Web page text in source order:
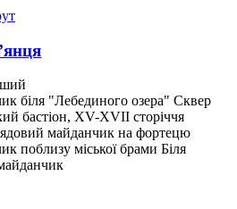
біля "Лебединого озера" Сквер
бастіон, XV-XVII сторіччя
майданчик на фортецю
поблизу міської брами Біля